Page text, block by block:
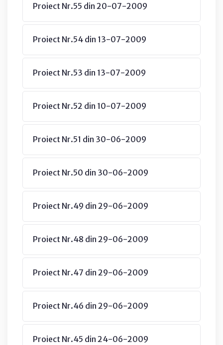
Proiect Nr.55 din 20-07-2009
Proiect Nr.54 din 13-07-2009
Proiect Nr.53 din 13-07-2009
Proiect Nr.52 din 10-07-2009
Proiect Nr.51 din 30-06-2009
Proiect Nr.50 din 30-06-2009
Proiect Nr.49 din 29-06-2009
Proiect Nr.48 din 29-06-2009
Proiect Nr.47 din 29-06-2009
Proiect Nr.46 din 29-06-2009
Proiect Nr.45 din 24-06-2009